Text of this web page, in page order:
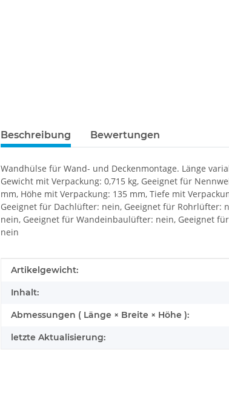
Beschreibung Bewertungen
Wandhülse für Wand- und Deckenmontage. Länge
Gewicht mit Verpackung: 0,715 kg, Geeignet für
mm, Höhe mit Verpackung: 135 mm, Tiefe mit
Geeignet für Dachlüfter: nein, Geeignet für Rohrlüfter:
nein, Geeignet für Wandeinbaulüfter: nein, Geeignet
nein
Produkteigenschaft
Wert
Artikelgewicht:
Inhalt:
Abmessungen ( Länge × Breite × Höhe ):
letzte Aktualisierung: